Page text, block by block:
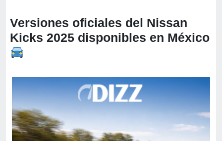
Versiones oficiales del Nissan
Kicks 2025 disponibles en México